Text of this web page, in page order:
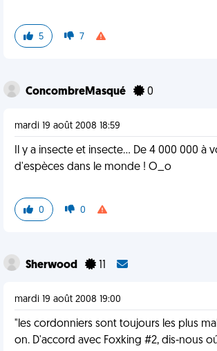
5 7
ConcombreMasqué 0
mardi 19 août 2008 18:59
Il y a insecte et insecte... De 4 000 000 à
d'espèces dans le monde ! O_o
0 0
Sherwood
mardi 19 août 2008 19:00
"les cordonniers sont toujours les plus
on. D'accord avec Foxking #2, dis-nous